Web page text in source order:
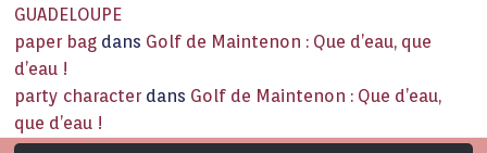
GUADELOUPE
paper bag dans Golf de Maintenon : Que d’eau, que
d’eau !
party character dans Golf de Maintenon : Que d’eau,
que d’eau !